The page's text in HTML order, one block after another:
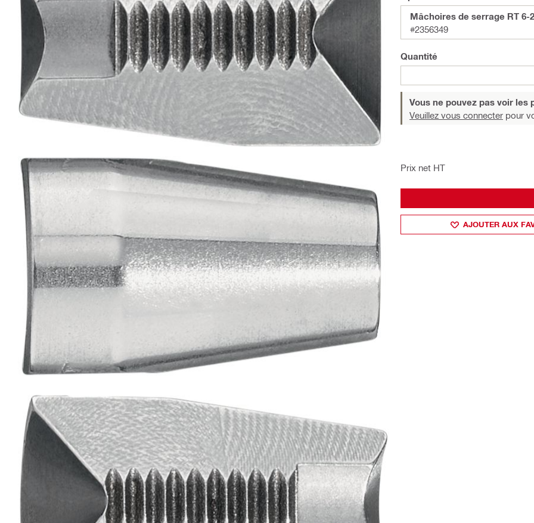
Mâchoires de serrage RT 6-
#2356349
Quantité
Vous ne pouvez pas voir les
Veuillez vous connecter pour
Prix net HT
AJOUTER AUX